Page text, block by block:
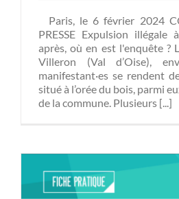
Paris, le 6 février 2024
PRESSE Expulsion
après, où en est l'enquête ?
Villeron (Val d’Oise),
manifestant·es se rendent
situé à l’orée du bois, parmi
de la commune. Plusieurs [...]